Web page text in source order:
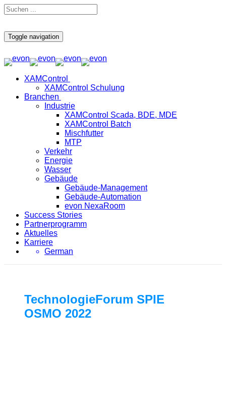
Toggle navigation
XAMControl
XAMControl Schulung
Branchen
Industrie
XAMControl Scada, BDE, MDE
XAMControl Batch
Mischfutter
MTP
Verkehr
Energie
Wasser
Gebäude
Gebäude-Management
Gebäude-Automation
evon NexaRoom
Success Stories
Partnerprogramm
Aktuelles
Karriere
German
TechnologieForum SPIE
OSMO 2022